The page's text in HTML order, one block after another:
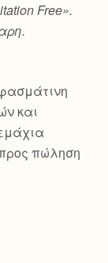
Free».
και
πώληση